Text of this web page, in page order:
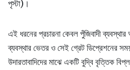
পৃস্টা)।
এই ধরনের প্রচারনা কেবল পুঁজিবাদী
ব্যবস্থার ভেতর ও সেই গ্রেট ডিপ্রেশনের
উদারতাবাদিদের মাঝে একটি বুদ্বি বৃত্তিক